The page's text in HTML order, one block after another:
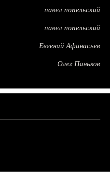
павел попельский
павел попельский
Евгений Афанасьев
Олег Паньков